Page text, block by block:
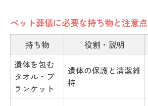
ペット葬儀に必要な持ち物と注意点
持ち物 役割・説明
遺体を包む
タオル・ブ
ランケット
遺体の保護と清潔維
持